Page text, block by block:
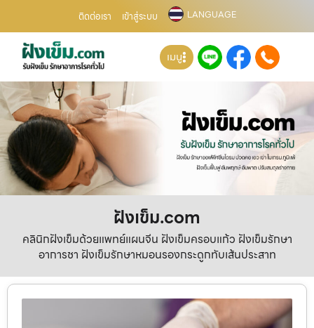
ติดต่อเรา เข้าสู่ระบบ LANGUAGE
เมนู
ฝังเข็ม.com
คลินิกฝังเข็มด้วยแพทย์แผนจีน ฝังเข็มครอบแก้ว ฝังเข็มรักษา
อาการชา ฝังเข็มรักษาหมอนรองกระดูกทับเส้นประสาท